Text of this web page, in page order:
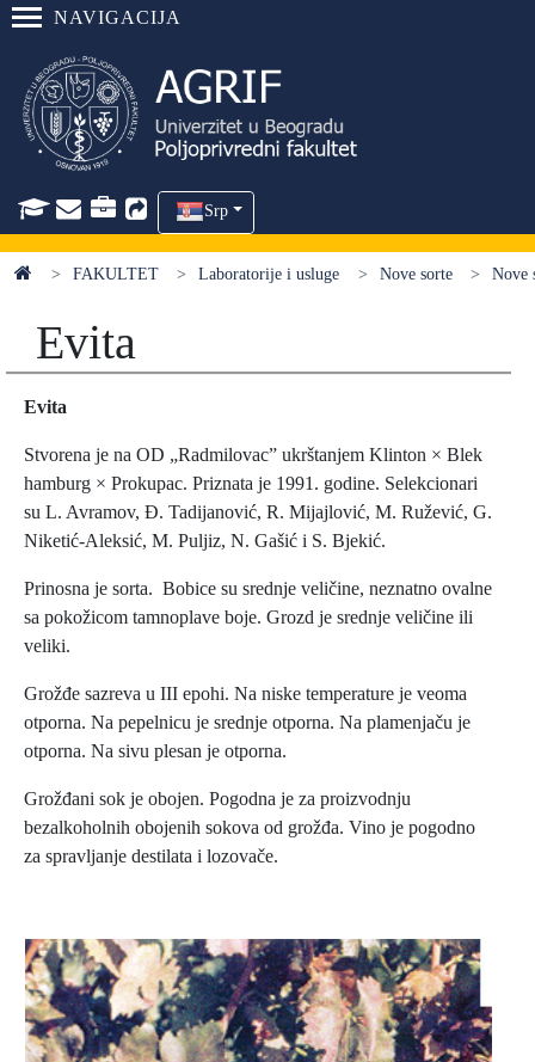
NAVIGACIJA
Srp
FAKULTET Laboratorije i usluge Nove sorte Nove
Evita
Evita
Stvorena je na OD „Radmilovacˮ ukrštanjem Klinton × Blek
hamburg × Prokupac. Priznata je 1991. godine. Selekcionari
su L. Avramov, Đ. Tadijanović, R. Mijajlović, M. Ružević, G.
Niketić-Aleksić, M. Puljiz, N. Gašić i S. Bjekić.
Prinosna je sorta. Bobice su srednje veličine, neznatno ovalne
sa pokožicom tamnoplave boje. Grozd je srednje veličine ili
veliki.
Grožđe sazreva u III epohi. Na niske temperature je veoma
otporna. Na pepelnicu je srednje otporna. Na plamenjaču je
otporna. Na sivu plesan je otporna.
Grožđani sok je obojen. Pogodna je za proizvodnju
bezalkoholnih obojenih sokova od grožđa. Vino je pogodno
za spravljanje destilata i lozovače.